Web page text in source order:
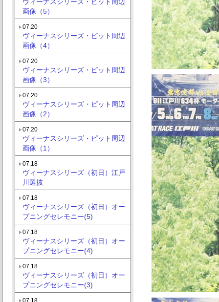
画像（5）
07.20
ヴィーナスシリーズ・ピット周辺
画像（4）
07.20
ヴィーナスシリーズ・ピット周辺
画像（3）
07.20
ヴィーナスシリーズ・ピット周辺
画像（2）
07.20
ヴィーナスシリーズ・ピット周辺
画像（1）
07.18
ヴィーナスシリーズ（初日）江戸
川選抜
07.18
ヴィーナスシリーズ（初日）オー
プニングセレモニー(5)
07.18
ヴィーナスシリーズ（初日）オー
プニングセレモニー(4)
07.18
ヴィーナスシリーズ（初日）オー
プニングセレモニー(3)
07.18